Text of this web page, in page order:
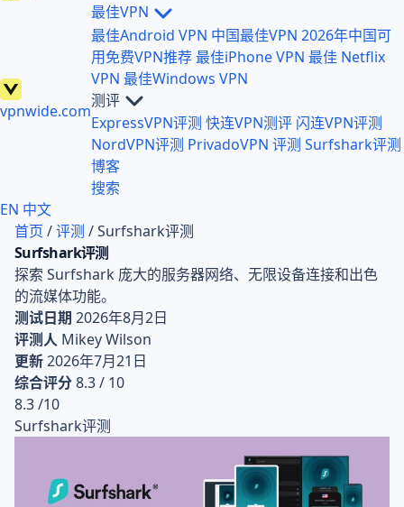
vpnwide.com
最佳VPN
最佳Android VPN 中国最佳VPN 2026年中国可
用免费VPN推荐最佳iPhone VPN 最佳 Netflix
VPN 最佳Windows VPN
测评
ExpressVPN评测 快连VPN测评 闪连VPN评测
NordVPN评测 PrivadoVPN 评测 Surfshark评测
博客
搜索
EN 中文
首页 /评测 /Surfshark评测
Surfshark评测
探索 Surfshark 庞大的服务器网络、无限设备连接和出色
的流媒体功能。
测试日期 2026年8月2日
评测人 Mikey Wilson
更新2026年7月21日
综合评分8.3 / 10
8.3/10
Surfshark评测